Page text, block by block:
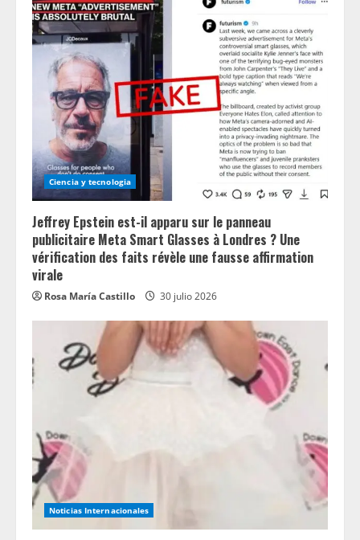
Ciencia y tecnologia
Jeffrey Epstein est-il apparu sur le panneau
publicitaire Meta Smart Glasses à Londres ? Une
vérification des faits révèle une fausse affirmation
virale
Rosa María Castillo 30 julio 2026
Noticias Internacionales